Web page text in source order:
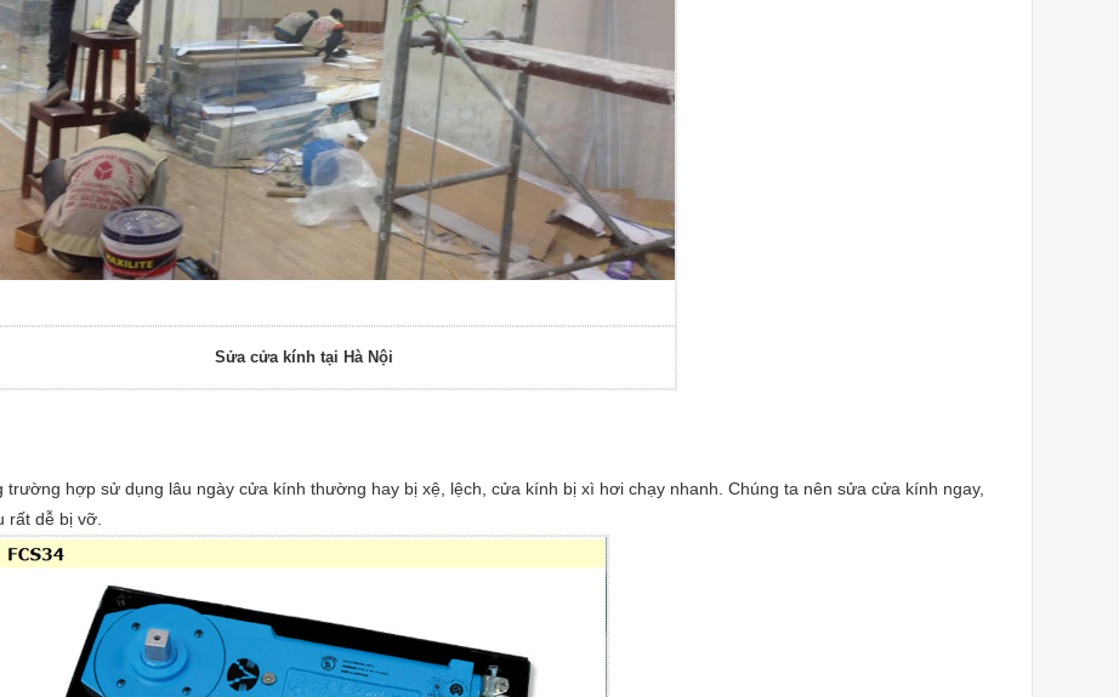
Sửa cửa kính tại Hà Nội
trường hợp sử dụng lâu ngày cửa kính thường hay bị xệ, lệch, cửa kính bị xì hơi chạy nhanh. Chúng ta nên sửa cửa kính ngay,
rất dễ bị vỡ.